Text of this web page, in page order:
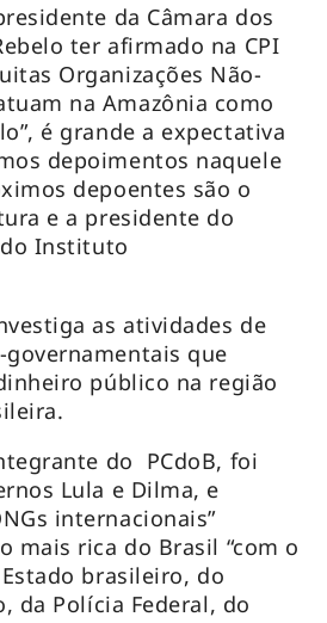
da Câmara dos
ter afirmado na CPI
Organizações Não-
na Amazônia como
é grande a expectativa
depoimentos naquele
depoentes são o
e a presidente do
Instituto
as atividades de
governamentais que
público na região
do PCdoB, foi
Lula e Dilma, e
internacionais”
mais rica do Brasil “com o
brasileiro, do
da Polícia Federal, do